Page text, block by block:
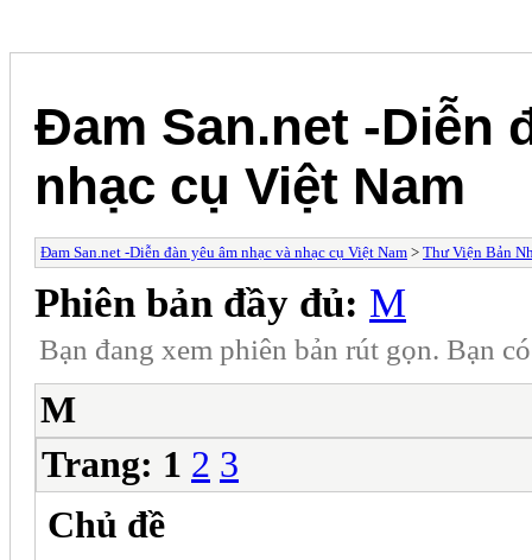
Đam San.net -Diễn
nhạc cụ Việt Nam
Đam San.net -Diễn đàn yêu âm nhạc và nhạc cụ Việt Nam > Thư Viện Bản
Phiên bản đầy đủ: M
Bạn đang xem phiên bản rút gọn. Bạn
M
Trang: 1 2 3
Chủ đề